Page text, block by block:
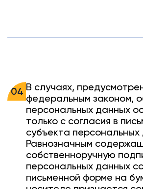
04 В случаях,
федеральным законом,
персональных данных
только с согласия в
субъекта персональных
Равнозначным
собственноручную
персональных данных
письменной форме на